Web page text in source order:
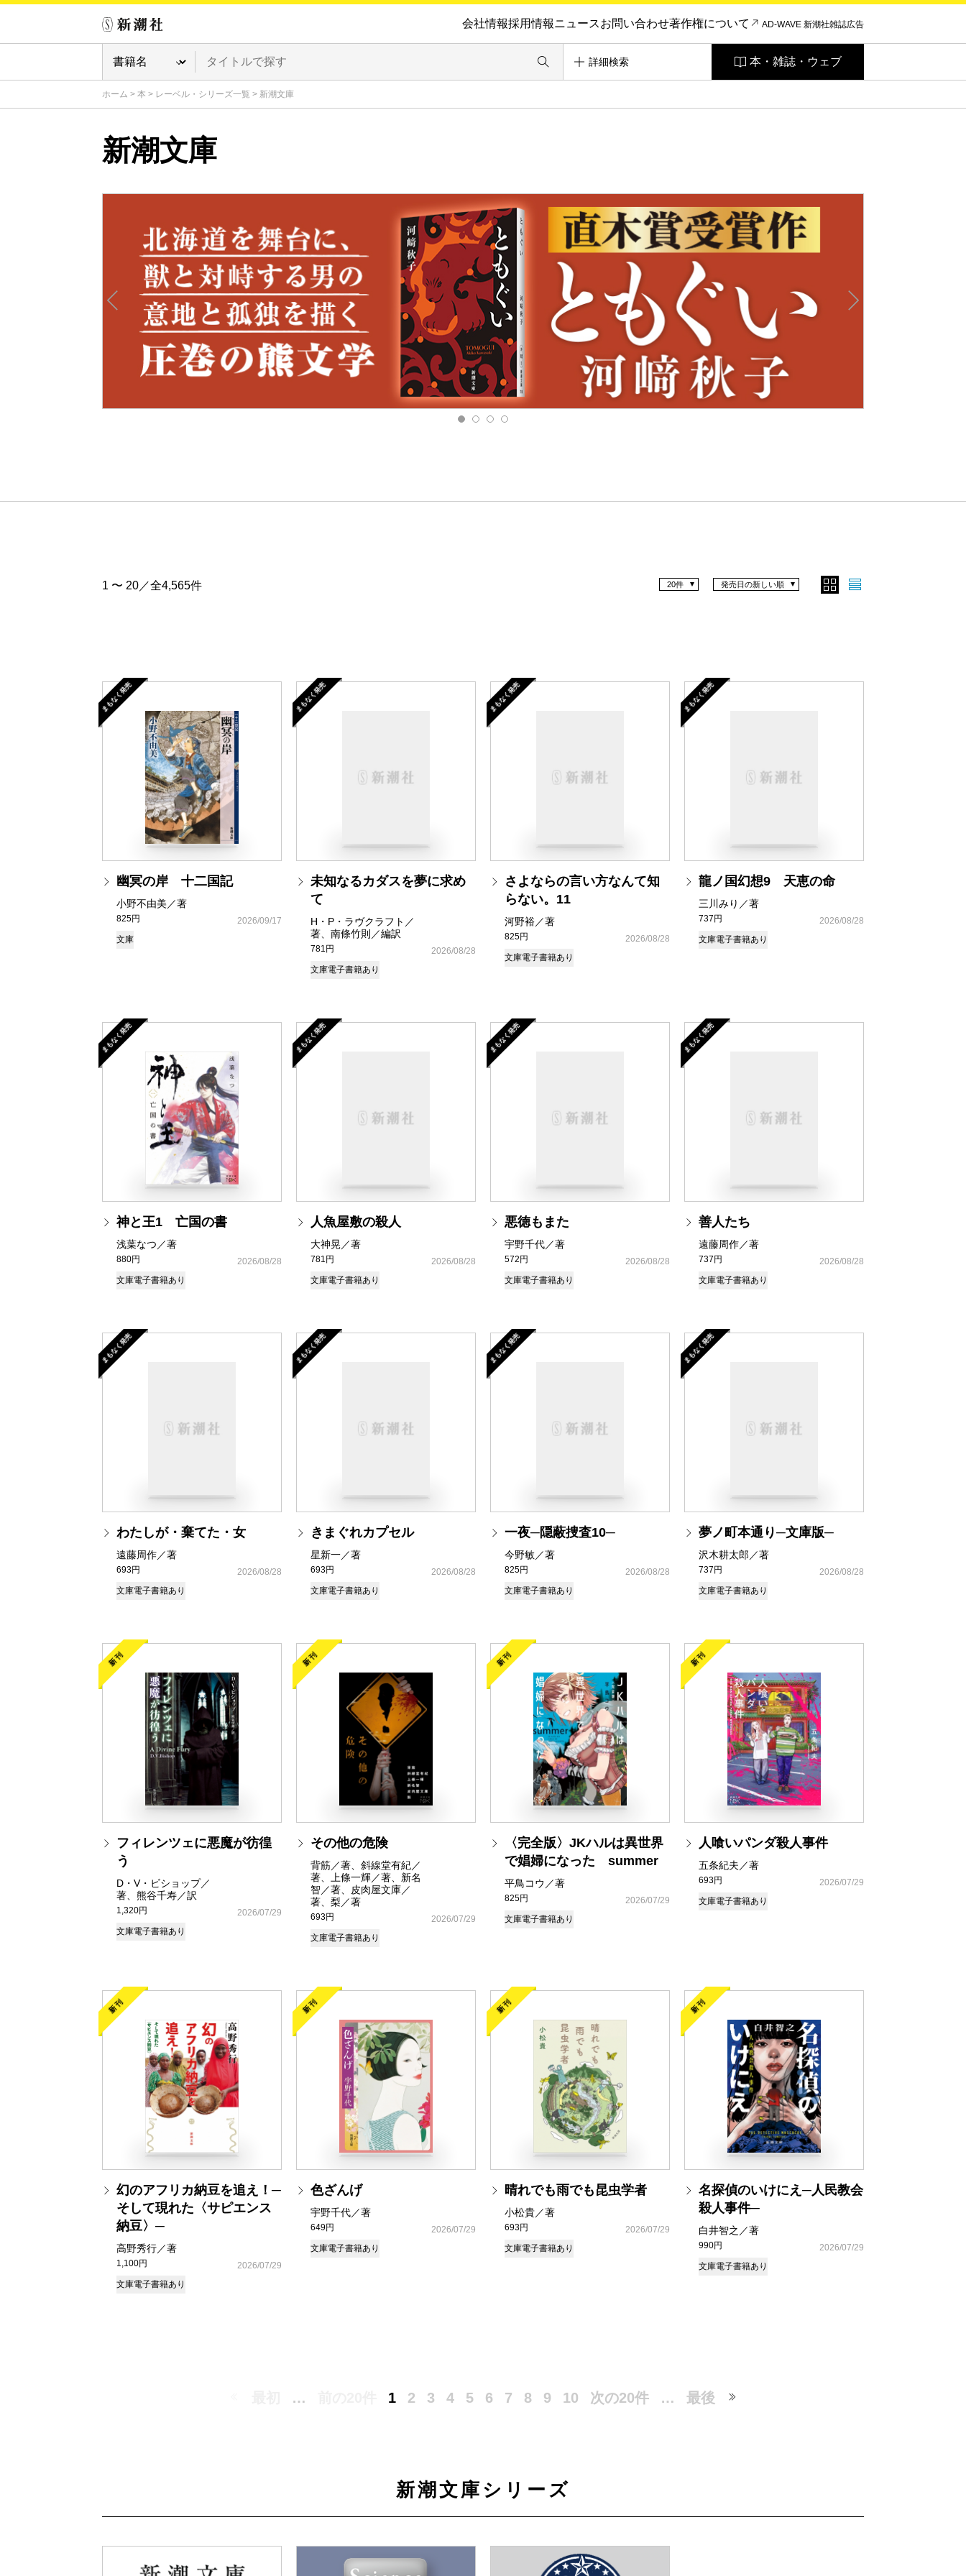
会社情報採用情報ニュースお問い合わせ著作権について AD-WAVE 新潮社雑誌広告
詳細検索 本・雑誌・ウェブ
ホーム > 本 > レーベル・シリーズ一覧 > 新潮文庫
新潮文庫
1 〜 20／全4,565件 発売日の新しい順
20件
まもなく発売
幽冥の岸 十二国記
小野不由美／著
825円
2026/09/17
文庫
まもなく発売
未知なるカダスを夢に求め
て
H・P・ラヴクラフト／
著、南條竹則／編訳
781円
2026/08/28
文庫電子書籍あり
まもなく発売
さよならの言い方なんて知
らない。11
河野裕／著
825円
2026/08/28
文庫電子書籍あり
まもなく発売
龍ノ国幻想9 天恵の命
三川みり／著
737円
2026/08/28
文庫電子書籍あり
まもなく発売
神と王1 亡国の書
浅葉なつ／著
880円
2026/08/28
文庫電子書籍あり
まもなく発売
人魚屋敷の殺人
大神晃／著
781円
2026/08/28
文庫電子書籍あり
まもなく発売
悪徳もまた
宇野千代／著
572円
2026/08/28
文庫電子書籍あり
まもなく発売
善人たち
遠藤周作／著
737円
2026/08/28
文庫電子書籍あり
まもなく発売
わたしが・棄てた・女
遠藤周作／著
693円
2026/08/28
文庫電子書籍あり
まもなく発売
きまぐれカプセル
星新一／著
693円
2026/08/28
文庫電子書籍あり
まもなく発売
一夜─隠蔽捜査10─
今野敏／著
825円
2026/08/28
文庫電子書籍あり
まもなく発売
夢ノ町本通り─文庫版─
沢木耕太郎／著
737円
2026/08/28
文庫電子書籍あり
新刊
フィレンツェに悪魔が彷徨
う
D・V・ビショップ／
著、熊谷千寿／訳
1,320円
2026/07/29
文庫電子書籍あり
新刊
その他の危険
背筋／著、斜線堂有紀／
著、上條一輝／著、新名
智／著、皮肉屋文庫／
著、梨／著
693円
2026/07/29
文庫電子書籍あり
新刊
〈完全版〉JKハルは異世界
で娼婦になった summer
平鳥コウ／著
825円
2026/07/29
文庫電子書籍あり
新刊
人喰いパンダ殺人事件
五条紀夫／著
693円
2026/07/29
文庫電子書籍あり
新刊
幻のアフリカ納豆を追え！─
そして現れた〈サピエンス
納豆〉─
高野秀行／著
1,100円
2026/07/29
文庫電子書籍あり
新刊
色ざんげ
宇野千代／著
649円
2026/07/29
文庫電子書籍あり
新刊
晴れでも雨でも昆虫学者
小松貴／著
693円
2026/07/29
文庫電子書籍あり
新刊
名探偵のいけにえ─人民教会
殺人事件─
白井智之／著
990円
2026/07/29
文庫電子書籍あり
… 1 2 3 4 5 6 7 8 9 10 次の20件 … 最後
新潮文庫シリーズ